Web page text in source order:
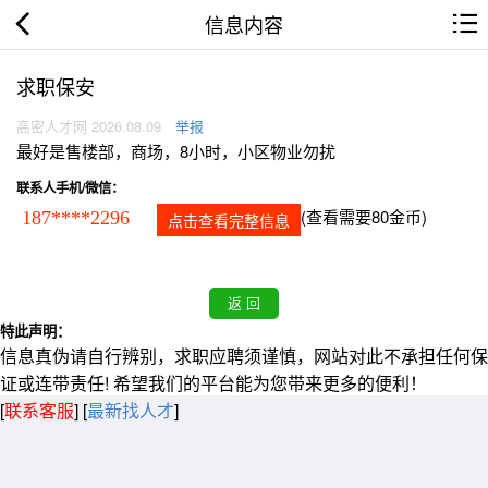
信息内容
求职保安
高密人才网 2026.08.09 举报
最好是售楼部，商场，8小时，小区物业勿扰
联系人手机/微信：
187****2296 点击查看完整信息 (查看需要80金币)
特此声明：
信息真伪请自行辨别，求职应聘须谨慎，网站对此不承担任何保
证或连带责任! 希望我们的平台能为您带来更多的便利！
[联系客服] [最新找人才]